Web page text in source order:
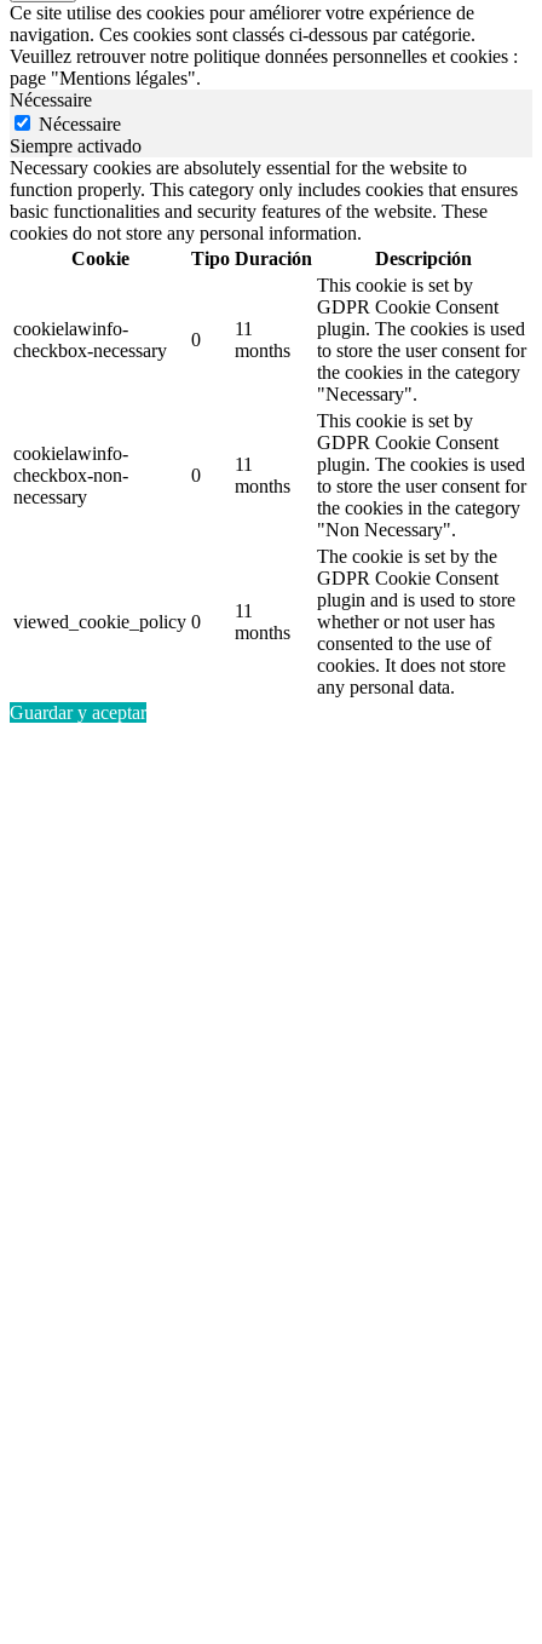
Ce site utilise des cookies pour améliorer votre expérience de
navigation. Ces cookies sont classés ci-dessous par catégorie.
Veuillez retrouver notre politique données personnelles et cookies :
page "Mentions légales".
Nécessaire
Nécessaire
Siempre activado
Necessary cookies are absolutely essential for the website to
function properly. This category only includes cookies that ensures
basic functionalities and security features of the website. These
cookies do not store any personal information.
Cookie
Tipo Duración Descripción
cookielawinfo-
checkbox-necessary
0
11
months
This cookie is set by
GDPR Cookie Consent
plugin. The cookies is used
to store the user consent for
the cookies in the category
"Necessary".
cookielawinfo-
checkbox-non-
necessary
0
11
months
This cookie is set by
GDPR Cookie Consent
plugin. The cookies is used
to store the user consent for
the cookies in the category
"Non Necessary".
viewed_cookie_policy 0
11
months
The cookie is set by the
GDPR Cookie Consent
plugin and is used to store
whether or not user has
consented to the use of
cookies. It does not store
any personal data.
Guardar y aceptar